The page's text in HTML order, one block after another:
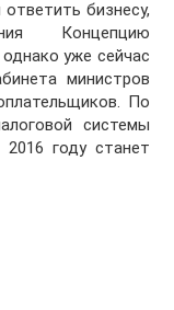
бизнесу,
Концепцию
уже сейчас
министров
По
системы
году станет